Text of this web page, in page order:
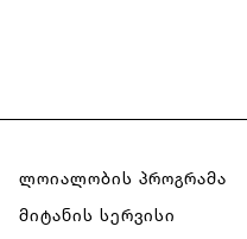
ლოიალობის პროგრამა
მიტანის სერვისი